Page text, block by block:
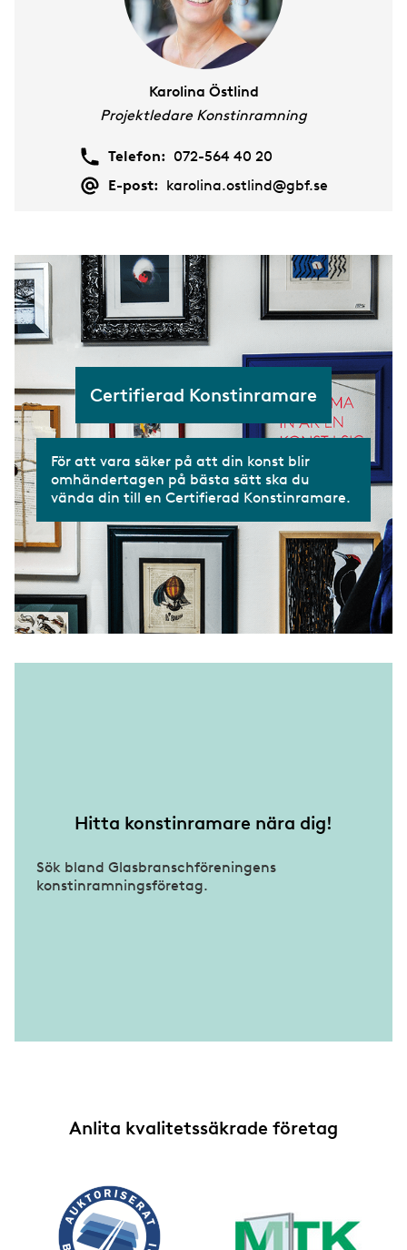
Självrengörande glas
Smarta glas
Speglar
Säkerhetsglas
Karolina Östlind
Projektledare Konstinramning
Telefon: 072-564 40 20
E-post: karolina.ostlind@gbf.se
Certifierad Konstinramare
För att vara säker på att din konst blir
omhändertagen på bästa sätt ska du
vända din till en Certifierad Konstinramare.
Hitta konstinramare nära dig!
Sök bland Glasbranschföreningens
konstinramningsföretag.
Anlita kvalitetssäkrade företag